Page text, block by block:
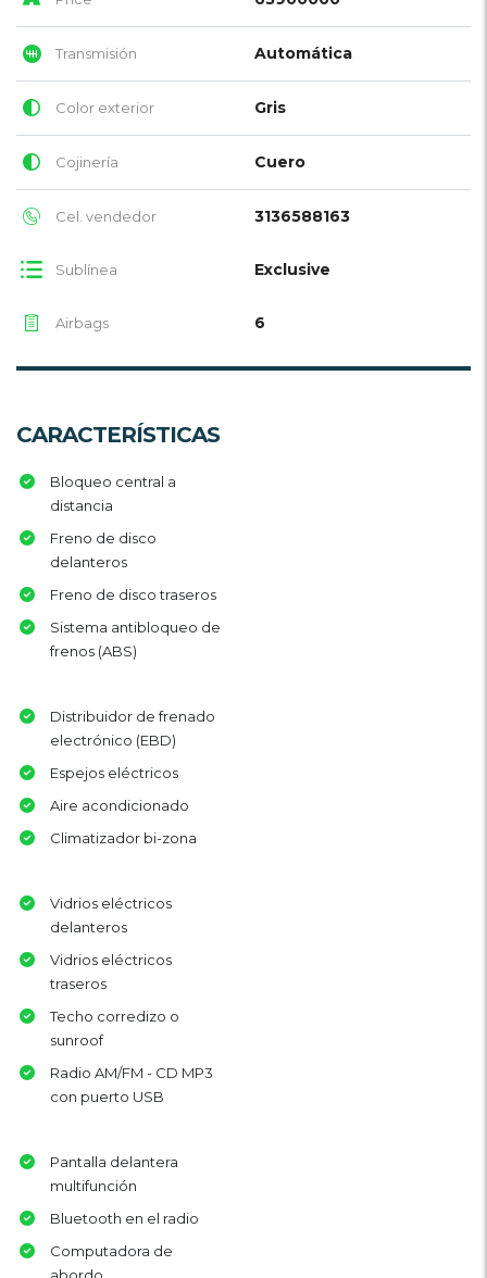
Transmisión Automática
Color exterior Gris
Cojinería Cuero
Cel. vendedor 3136588163
Sublínea Exclusive
Airbags 6
CARACTERÍSTICAS
Bloqueo central a
distancia
Freno de disco
delanteros
Freno de disco traseros
Sistema antibloqueo de
frenos (ABS)
Distribuidor de frenado
electrónico (EBD)
Espejos eléctricos
Aire acondicionado
Climatizador bi-zona
Vidrios eléctricos
delanteros
Vidrios eléctricos
traseros
Techo corredizo o
sunroof
Radio AM/FM - CD MP3
con puerto USB
Pantalla delantera
multifunción
Bluetooth en el radio
Computadora de